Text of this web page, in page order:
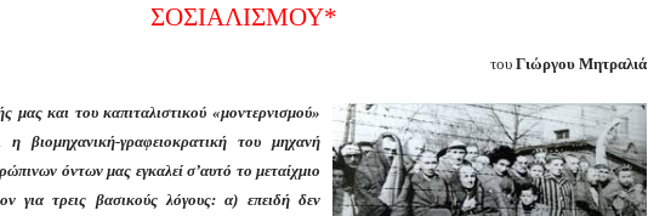
ΣΟΣΙΑΛΙΣΜΟΥ*
του Γιώργου Μητραλιά
μας και του καπιταλιστικού «μοντερνισμού»
βιομηχανική-γραφειοκρατική του μηχανή
όντων μας εγκαλεί σ’αυτό το μεταίχμιο
για τρεις βασικούς λόγους: α) επειδή δεν